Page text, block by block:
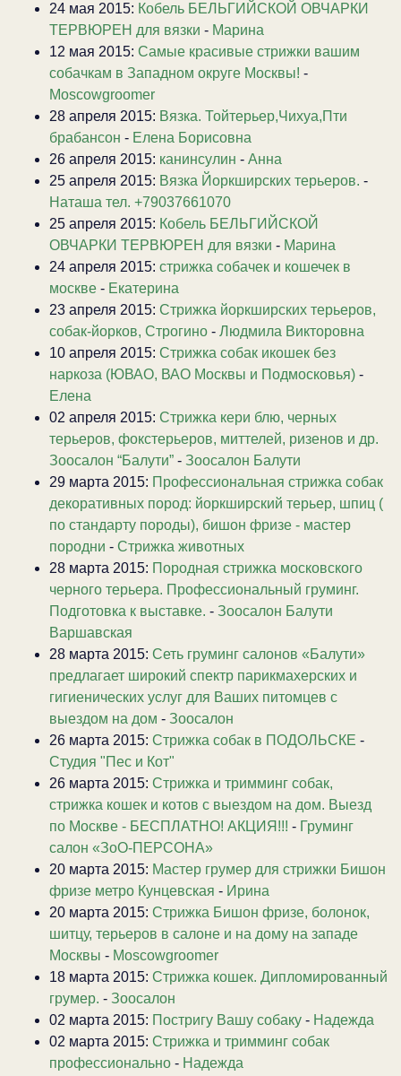
24 мая 2015: Кобель БЕЛЬГИЙСКОЙ ОВЧАРКИ
ТЕРВЮРЕН для вязки - Марина
12 мая 2015: Самые красивые стрижки вашим
собачкам в Западном округе Москвы! -
Moscowgroomer
28 апреля 2015: Вязка. Тойтерьер,Чихуа,Пти
брабансон - Елена Борисовна
26 апреля 2015: канинсулин - Анна
25 апреля 2015: Вязка Йоркширских терьеров. -
Наташа тел. +79037661070
25 апреля 2015: Кобель БЕЛЬГИЙСКОЙ
ОВЧАРКИ ТЕРВЮРЕН для вязки - Марина
24 апреля 2015: стрижка собачек и кошечек в
москве - Екатерина
23 апреля 2015: Стрижка йоркширских терьеров,
собак-йорков, Строгино - Людмила Викторовна
10 апреля 2015: Стрижка собак икошек без
наркоза (ЮВАО, ВАО Москвы и Подмосковья) -
Елена
02 апреля 2015: Стрижка кери блю, черных
терьеров, фокстерьеров, миттелей, ризенов и др.
Зоосалон “Балути” - Зоосалон Балути
29 марта 2015: Профессиональная стрижка собак
декоративных пород: йоркширский терьер, шпиц (
по стандарту породы), бишон фризе - мастер
породни - Стрижка животных
28 марта 2015: Породная стрижка московского
черного терьера. Профессиональный груминг.
Подготовка к выставке. - Зоосалон Балути
Варшавская
28 марта 2015: Сеть груминг салонов «Балути»
предлагает широкий спектр парикмахерских и
гигиенических услуг для Ваших питомцев с
выездом на дом - Зоосалон
26 марта 2015: Стрижка собак в ПОДОЛЬСКЕ -
Студия "Пес и Кот"
26 марта 2015: Стрижка и тримминг собак,
стрижка кошек и котов с выездом на дом. Выезд
по Москве - БЕСПЛАТНО! АКЦИЯ!!! - Груминг
салон «ЗоО-ПЕРСОНА»
20 марта 2015: Мастер грумер для стрижки Бишон
фризе метро Кунцевская - Ирина
20 марта 2015: Стрижка Бишон фризе, болонок,
шитцу, терьеров в салоне и на дому на западе
Москвы - Moscowgroomer
18 марта 2015: Стрижка кошек. Дипломированный
грумер. - Зоосалон
02 марта 2015: Постригу Вашу собаку - Надежда
02 марта 2015: Стрижка и тримминг собак
профессионально - Надежда